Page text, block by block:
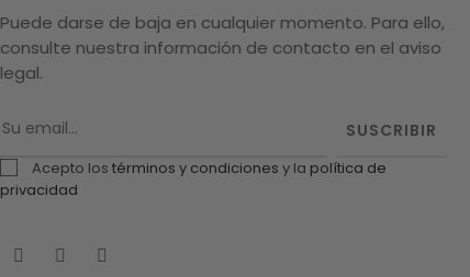
Puede darse de baja en cualquier momento. Para ello,
consulte nuestra información de contacto en el aviso
legal.
SUSCRIBIR
Acepto los términos y condiciones y la política de
privacidad
FacebookTwitter